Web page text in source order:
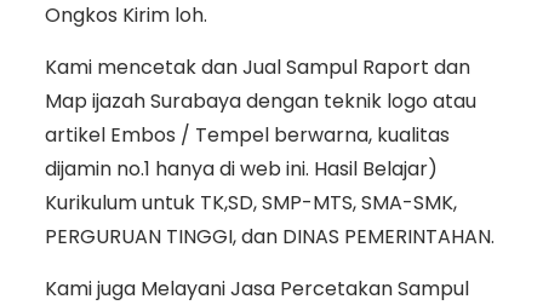
Ongkos Kirim loh.
Kami mencetak dan Jual Sampul Raport dan
Map ijazah Surabaya dengan teknik logo atau
artikel Embos / Tempel berwarna, kualitas
dijamin no.1 hanya di web ini. Hasil Belajar)
Kurikulum untuk TK,SD, SMP-MTS, SMA-SMK,
PERGURUAN TINGGI, dan DINAS PEMERINTAHAN.
Kami juga Melayani Jasa Percetakan Sampul